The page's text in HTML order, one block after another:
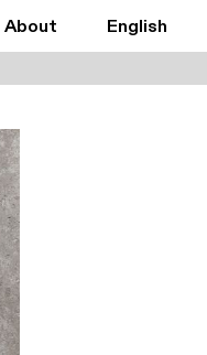
About English